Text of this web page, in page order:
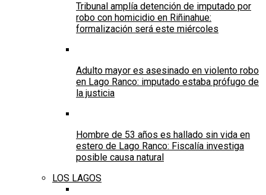
Tribunal amplía detención de imputado por
robo con homicidio en Riñinahue:
formalización será este miércoles
Adulto mayor es asesinado en violento robo
en Lago Ranco: imputado estaba prófugo de
la justicia
Hombre de 53 años es hallado sin vida en
estero de Lago Ranco: Fiscalía investiga
posible causa natural
LOS LAGOS